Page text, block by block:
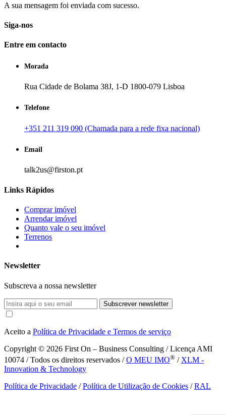
A sua mensagem foi enviada com sucesso.
Siga-nos
Entre em contacto
Morada
Rua Cidade de Bolama 38J, 1-D 1800-079 Lisboa
Telefone
+351 211 319 090 (Chamada para a rede fixa nacional)
Email
talk2us@firston.pt
Links Rápidos
Comprar imóvel
Arrendar imóvel
Quanto vale o seu imóvel
Terrenos
Newsletter
Subscreva a nossa newsletter
Subscrever newsletter
Aceito a Política de Privacidade e Termos de serviço
Copyright © 2026 First On – Business Consulting / Licença AMI
10074 / Todos os direitos reservados /O MEU IMO® / XLM -
Innovation & Technology
Política de Privacidade /Política de Utilização de Cookies /RAL